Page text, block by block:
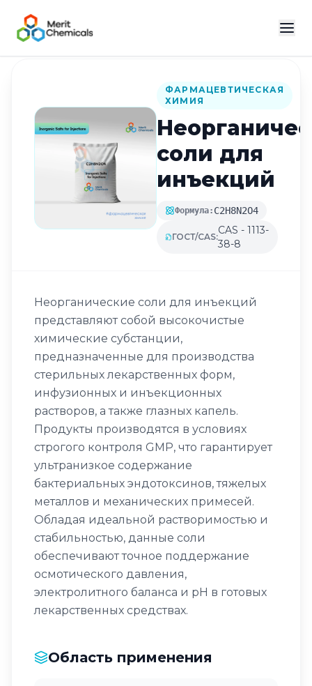
Назад в каталог
ФАРМАЦЕВТИЧЕСКАЯ
ХИМИЯ
соли для
инъекций
Формула: C2H8N2O4
ГОСТ/CAS:
CAS - 1113-
38-8
Неорганические соли для инъекций
представляют собой высокочистые
химические субстанции,
предназначенные для производства
стерильных лекарственных форм,
инфузионных и инъекционных
растворов, а также глазных капель.
Продукты производятся в условиях
строгого контроля GMP, что гарантирует
ультранизкое содержание
бактериальных эндотоксинов, тяжелых
металлов и механических примесей.
Обладая идеальной растворимостью и
стабильностью, данные соли
обеспечивают точное поддержание
осмотического давления,
электролитного баланса и pH в готовых
лекарственных средствах.
Область применения